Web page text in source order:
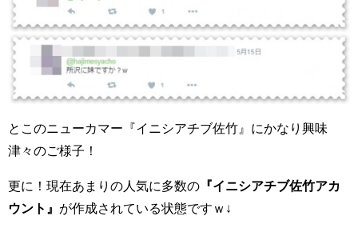
とこのニューカマー『イニシアチブ佐竹』にかなり興味
津々のご様子！
更に！現在あまりの人気に多数の 『イニシアチブ佐竹アカ
ウント』 が作成されている状態ですｗ↓